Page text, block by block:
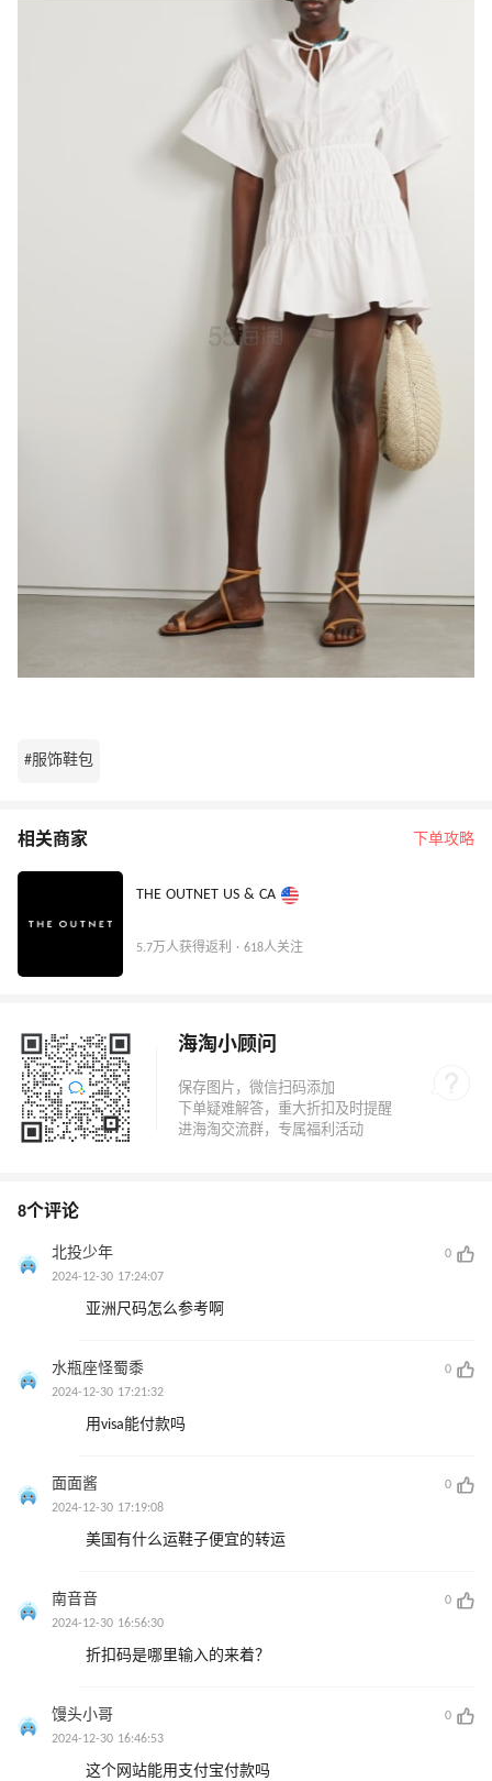
#服饰鞋包
相关商家 下单攻略
THE OUTNET US & CA
5.7万人获得返利 · 618人关注
海淘小顾问
8个评论
北投少年
0
2024-12-30 17:24:07
亚洲尺码怎么参考啊
水瓶座怪蜀黍
0
2024-12-30 17:21:32
用visa能付款吗
面面酱
0
2024-12-30 17:19:08
美国有什么运鞋子便宜的转运
南音音
0
2024-12-30 16:56:30
折扣码是哪里输入的来着？
馒头小哥
0
2024-12-30 16:46:53
这个网站能用支付宝付款吗